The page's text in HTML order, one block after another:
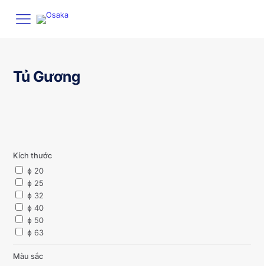
Tủ Gương
Kích thước
ɸ 20
ɸ 25
ɸ 32
ɸ 40
ɸ 50
ɸ 63
Màu sắc